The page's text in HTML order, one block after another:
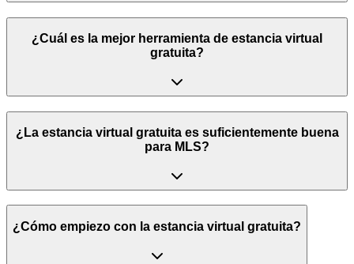
¿Cuál es la mejor herramienta de estancia virtual
gratuita?
¿La estancia virtual gratuita es suficientemente buena
para MLS?
¿Cómo empiezo con la estancia virtual gratuita?